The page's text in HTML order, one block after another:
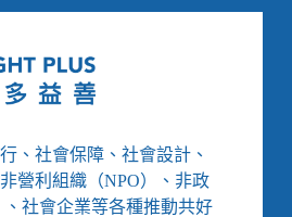
、社會保障、社會設計、
營利組織（NPO）、非政
社會企業等各種推動共好